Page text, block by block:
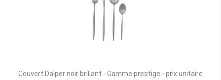
Couvert Dalper noir brillant - Gamme prestige - prix unitaire